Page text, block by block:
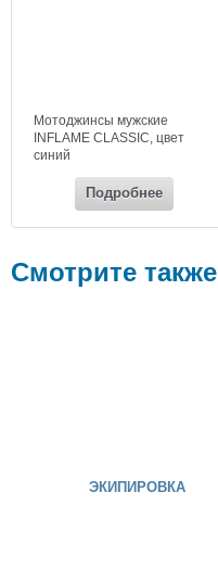
Мотоджинсы мужские
INFLAME CLASSIC, цвет
синий
Подробнее
Смотрите также
ЭКИПИРОВКА